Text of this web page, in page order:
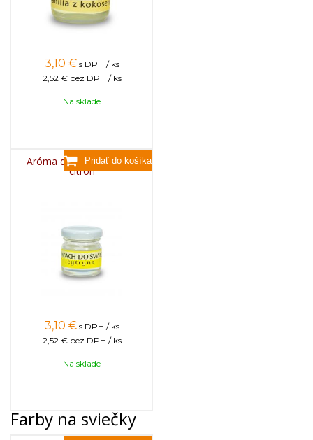
3,10 € s DPH / ks
2,52 € bez DPH / ks
Na sklade
Aróma do sviečok, 25g -
citrón
3,10 € s DPH / ks
2,52 € bez DPH / ks
Na sklade
Farby na sviečky